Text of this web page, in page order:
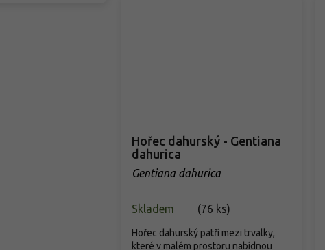
Hořec dahurský - Gentiana
dahurica
Gentiana dahurica
Skladem (76 ks)
Hořec dahurský patří mezi trvalky,
které v malém prostoru nabídnou